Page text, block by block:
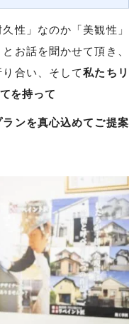
性」なのか「美観性」
お話を聞かせて頂き、
合い、そして私たちリ
を持って
ンを真心込めてご提案